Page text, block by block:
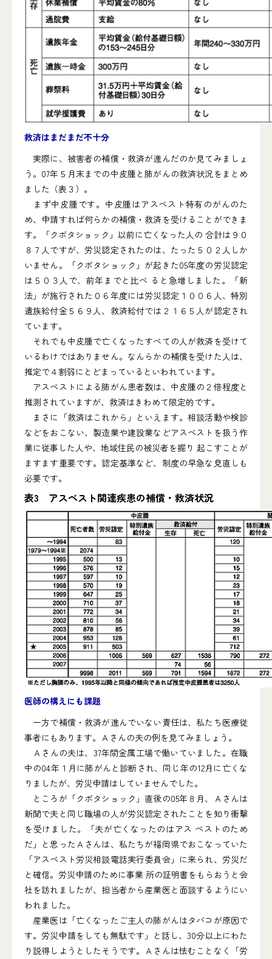
救済はまだまだ不十分
実際に、被害者の補償・救済が進んだのか見てみましょ
う。07年５月末までの中皮腫と肺がんの救済状況をまとめ
ました（表３）。
まず中皮腫です。中皮腫はアスベスト特有のがんのた
め、申請すれば何らかの補償・救済を受けることができま
す。「クボタショック」以前に亡くなった人の 合計は９０
８７人ですが、労災認定されたのは、たった５０２人しか
いません。「クボタショック」が起きた05年度の労災認定
は５０３人で、前年までと比べ ると急増しました。「新
法」が施行された０６年度には労災認定１００６人、特別
遺族給付金５６９人、救済給付では２１６５人が認定され
ています。
それでも中皮腫で亡くなったすべての人が救済を受けて
いるわけではありません。なんらかの補償を受けた人は、
推定で４割弱にとどまっているといわれています。
アスベストによる肺がん患者数は、中皮腫の２倍程度と
推測されていますが、救済はきわめて限定的です。
まさに「救済はこれから」といえます。相談活動や検診
などをおこない、製造業や建設業などアスベストを扱う作
業に従事した人や、地域住民の被災者を掘り 起こすことが
ますます重要です。認定基準など、制度の早急な見直しも
必要です。
表3 アスベスト関連疾患の補償・救済状況
医師の構えにも課題
一方で補償・救済が進んでいない責任は、私たち医療従
事者にもあります。Ａさんの夫の例を見てみましょう。
Ａさんの夫は、37年間金属工場で働いていました。在職
中の04年１月に肺がんと診断され、同じ年の12月に亡くな
りましたが、労災申請はしていませんでした。
ところが「クボタショック」直後の05年８月、Ａさんは
新聞で夫と同じ職場の人が労災認定されたことを知り衝撃
を受けました。「夫が亡くなったのはアス ベストのため
だ」と思ったＡさんは、私たちが福岡県でおこなっていた
「アスベスト労災相談電話実行委員会」に来られ、労災だ
と確信。労災申請のために事業 所の証明書をもらおうと会
社を訪れましたが、担当者から産業医と面談するようにい
われました。
産業医は「亡くなったご主人の肺がんはタバコが原因で
す。労災申請をしても無駄です」と話し、30分以上にわた
り説得しようとしたそうです。Ａさんは怯むことなく「労